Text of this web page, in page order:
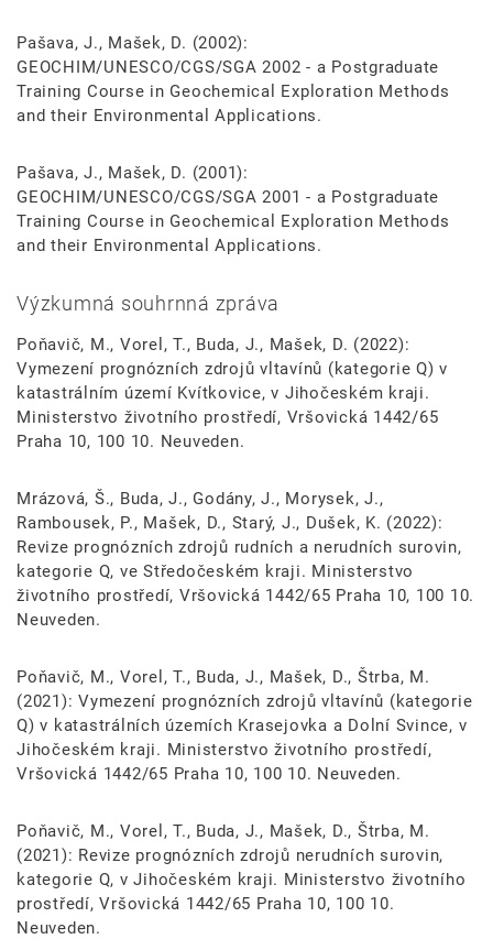
Pašava, J., Mašek, D. (2002):
GEOCHIM/UNESCO/CGS/SGA 2002 - a Postgraduate
Training Course in Geochemical Exploration Methods
and their Environmental Applications.
Pašava, J., Mašek, D. (2001):
GEOCHIM/UNESCO/CGS/SGA 2001 - a Postgraduate
Training Course in Geochemical Exploration Methods
and their Environmental Applications.
Výzkumná souhrnná zpráva
Poňavič, M., Vorel, T., Buda, J., Mašek, D. (2022):
Vymezení prognózních zdrojů vltavínů (kategorie Q) v
katastrálním území Kvítkovice, v Jihočeském kraji.
Ministerstvo životního prostředí, Vršovická 1442/65
Praha 10, 100 10. Neuveden.
Mrázová, Š., Buda, J., Godány, J., Morysek, J.,
Rambousek, P., Mašek, D., Starý, J., Dušek, K. (2022):
Revize prognózních zdrojů rudních a nerudních surovin,
kategorie Q, ve Středočeském kraji. Ministerstvo
životního prostředí, Vršovická 1442/65 Praha 10, 100 10.
Neuveden.
Poňavič, M., Vorel, T., Buda, J., Mašek, D., Štrba, M.
(2021): Vymezení prognózních zdrojů vltavínů (kategorie
Q) v katastrálních územích Krasejovka a Dolní Svince, v
Jihočeském kraji. Ministerstvo životního prostředí,
Vršovická 1442/65 Praha 10, 100 10. Neuveden.
Poňavič, M., Vorel, T., Buda, J., Mašek, D., Štrba, M.
(2021): Revize prognózních zdrojů nerudních surovin,
kategorie Q, v Jihočeském kraji. Ministerstvo životního
prostředí, Vršovická 1442/65 Praha 10, 100 10.
Neuveden.